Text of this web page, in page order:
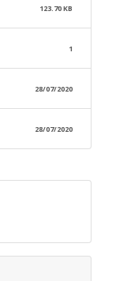
123.70 KB
1
28/07/2020
28/07/2020